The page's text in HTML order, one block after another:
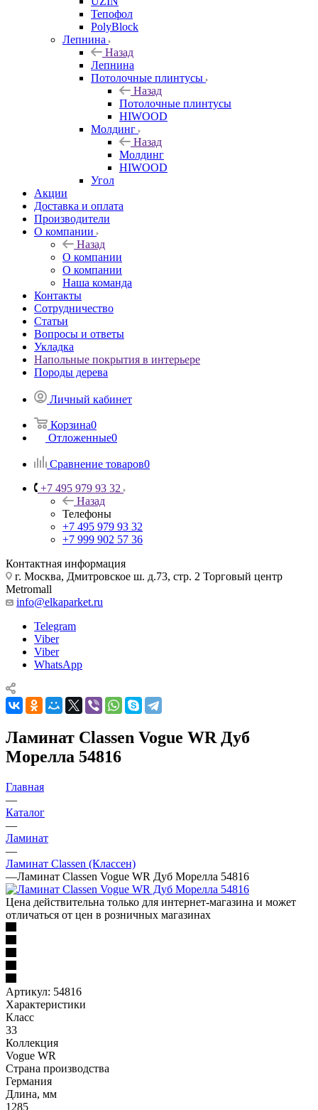
Тепофол
PolyBlock
Лепнина
Назад
Лепнина
Потолочные плинтусы
Назад
Потолочные плинтусы
HIWOOD
Молдинг
Назад
Молдинг
HIWOOD
Угол
Акции
Доставка и оплата
Производители
О компании
Назад
О компании
О компании
Наша команда
Контакты
Сотрудничество
Статьи
Вопросы и ответы
Укладка
Напольные покрытия в интерьере
Породы дерева
Личный кабинет
Корзина0
Отложенные0
Сравнение товаров0
+7 495 979 93 32
Назад
Телефоны
+7 495 979 93 32
+7 999 902 57 36
Контактная информация
г. Москва, Дмитровское ш. д.73, стр. 2 Торговый центр
Metromall
info@elkaparket.ru
Telegram
Viber
Viber
WhatsApp
Ламинат Classen Vogue WR Дуб
Морелла 54816
Главная
—
Каталог
—
Ламинат
—
Ламинат Classen (Классен)
—Ламинат Classen Vogue WR Дуб Морелла 54816
Цена действительна только для интернет-магазина и может
отличаться от цен в розничных магазинах
Артикул: 54816
Характеристики
Класс
33
Коллекция
Vogue WR
Страна производства
Германия
Длина, мм
1285